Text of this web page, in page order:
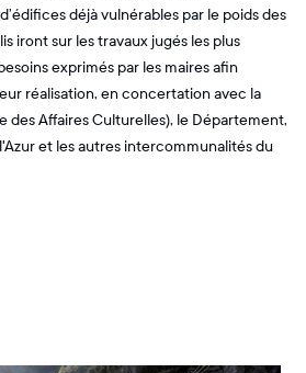
déjà vulnérables par le poids des
iront sur les travaux jugés les plus
exprimés par les maires afin
réalisation, en concertation avec la
des Affaires Culturelles), le Département,
et les autres intercommunalités du